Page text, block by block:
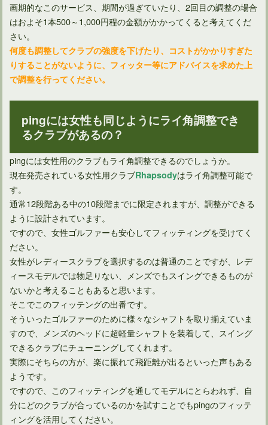
画期的なこのサービス、期間が過ぎていたり、2回目の調整の場合
はおよそ1本500～1,000円程の金額がかかってくると考えてくだ
さい。
何度も調整してクラブの強度を下げたり、コストがかかりすぎた
りすることがないように、フィッター等にアドバイスを求めた上
で調整を行ってください。
pingには女性も同じようにライ角調整でき
るクラブがあるの？
pingには女性用のクラブもライ角調整できるのでしょうか。
現在発売されている女性用クラブRhapsodyはライ角調整可能で
す。
通常12段階ある中の10段階までに限定されますが、調整ができる
ように設計されています。
ですので、女性ゴルファーも安心してフィッティングを受けてく
ださい。
女性がレディースクラブを選択するのは普通のことですが、レデ
ィースモデルでは物足りない、メンズでもスイングできるものが
ないかと考えることもあると思います。
そこでこのフィッテングの出番です。
そういったゴルファーのために様々なシャフトを取り揃えていま
すので、メンズのヘッドに超軽量シャフトを装着して、スイング
できるクラブにチューニングしてくれます。
実際にそちらの方が、楽に振れて飛距離が出るといった声もある
ようです。
ですので、このフィッティングを通してモデルにとらわれず、自
分にどのクラブが合っているのかを試すことでもpingのフィッテ
ィングを活用してください。